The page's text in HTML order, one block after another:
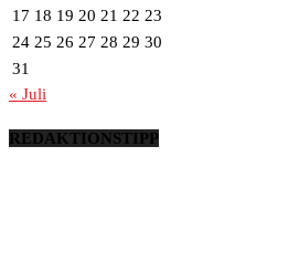
17 18 19 20 21 22 23
24 25 26 27 28 29 30
31
« Juli
REDAKTIONSTIPP